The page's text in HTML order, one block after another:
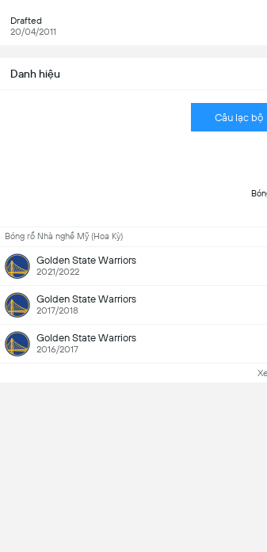
Drafted
20/04/2011
Danh hiệu
Câu lạc bộ
Bóng rổ Nhà nghề Mỹ (Hoa Kỳ)
Golden State Warriors
2021/2022
Golden State Warriors
2017/2018
Golden State Warriors
2016/2017